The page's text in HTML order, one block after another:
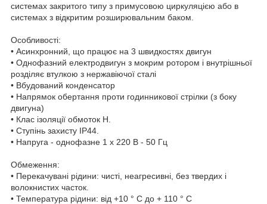
системах закритого типу з примусовою циркуляцією або в
системах з відкритим розширювальним баком.
Особливості:
• Асинхронний, що працює на 3 швидкостях двигун
• Однофазний електродвигун з мокрим ротором і внутрішньої
розділяє втулкою з нержавіючої сталі
• Вбудований конденсатор
• Напрямок обертання проти годинникової стрілки (з боку
двигуна)
• Клас ізоляції обмоток H.
• Ступінь захисту IP44.
• Напруга - однофазне 1 х 220 В - 50 Гц
Обмеження:
• Перекачувані рідини: чисті, неагресивні, без твердих і
волокнистих часток.
• Температура рідини: від +10 ° С до + 110 ° С